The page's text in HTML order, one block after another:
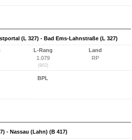
(L 327) - Bad Ems-Lahnstraße (L 327)
L-Rang
1.079
(902)
Land
RP
BPL
- Nassau (Lahn) (B 417)